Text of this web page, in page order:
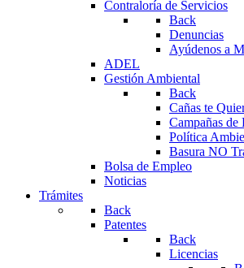
Contraloría de Servicios
Back
Denuncias
Ayúdenos a
ADEL
Gestión Ambiental
Back
Cañas te
Campañas de
Política
Basura NO
Bolsa de Empleo
Noticias
Trámites
Back
Patentes
Back
Licencias